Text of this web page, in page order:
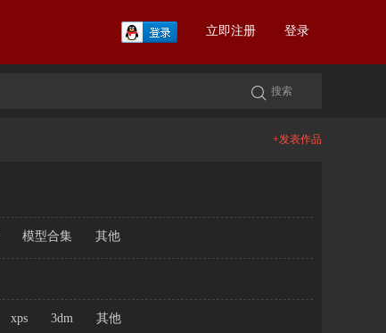
立即注册 登录
+发表作品
模型合集 其他
xps 3dm 其他